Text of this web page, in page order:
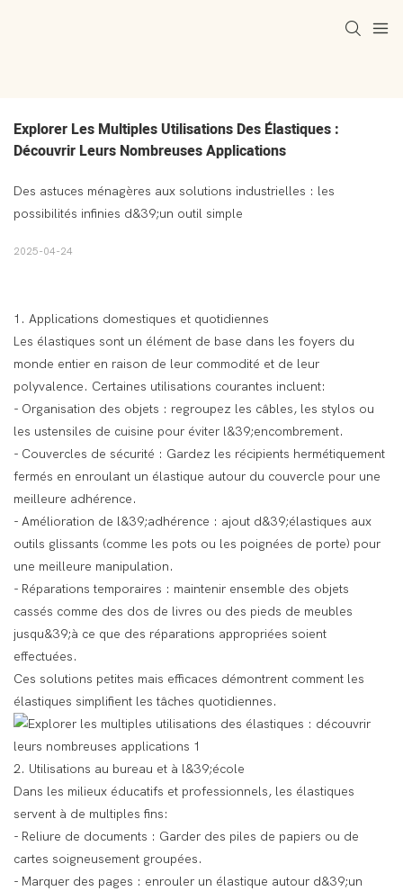
Explorer Les Multiples Utilisations Des Élastiques :
Découvrir Leurs Nombreuses Applications
Des astuces ménagères aux solutions industrielles : les
possibilités infinies d&39;un outil simple
2025-04-24
1. Applications domestiques et quotidiennes
Les élastiques sont un élément de base dans les foyers du
monde entier en raison de leur commodité et de leur
polyvalence. Certaines utilisations courantes incluent:
- Organisation des objets : regroupez les câbles, les stylos ou
les ustensiles de cuisine pour éviter l&39;encombrement.
- Couvercles de sécurité : Gardez les récipients hermétiquement
fermés en enroulant un élastique autour du couvercle pour une
meilleure adhérence.
- Amélioration de l&39;adhérence : ajout d&39;élastiques aux
outils glissants (comme les pots ou les poignées de porte) pour
une meilleure manipulation.
- Réparations temporaires : maintenir ensemble des objets
cassés comme des dos de livres ou des pieds de meubles
jusqu&39;à ce que des réparations appropriées soient
effectuées.
Ces solutions petites mais efficaces démontrent comment les
élastiques simplifient les tâches quotidiennes.
2. Utilisations au bureau et à l&39;école
Dans les milieux éducatifs et professionnels, les élastiques
servent à de multiples fins:
- Reliure de documents : Garder des piles de papiers ou de
cartes soigneusement groupées.
- Marquer des pages : enrouler un élastique autour d&39;un